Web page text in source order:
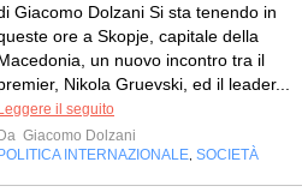
Giacomo Dolzani Si sta tenendo in
ore a Skopje, capitale della
un nuovo incontro tra il
Nikola Gruevski, ed il leader...
Leggere il seguito
Da Giacomo Dolzani
POLITICA INTERNAZIONALE SOCIETÀ